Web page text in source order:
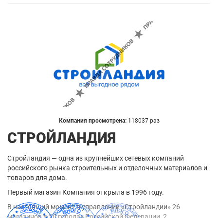
Компания просмотрена: 118037 раз
СТРОЙЛАНДИЯ
Стройландия — одна из крупнейших сетевых компаний
российского рынка строительных и отделочных материалов и
товаров для дома.
Первый магазин Компания открыла в 1996 году.
В настоящий момент в управлении «Стройландии» 26